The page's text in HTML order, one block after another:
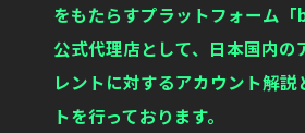
をもたらすプラットフォーム
公式代理店として、日本国内の
レントに対するアカウント解説
トを行っております。